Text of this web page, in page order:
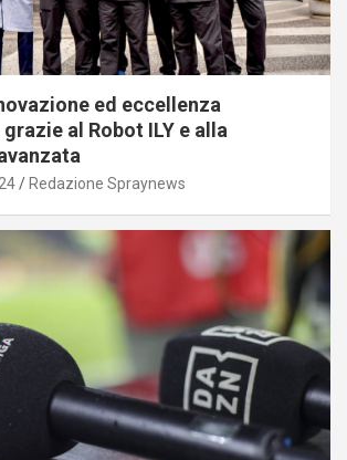
ed eccellenza
al Robot ILY e alla
Redazione Spraynews